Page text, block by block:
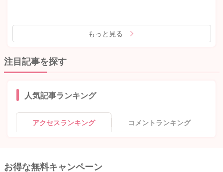
もっと見る
注目記事を探す
人気記事ランキング
アクセスランキング コメントランキング
お得な無料キャンペーン